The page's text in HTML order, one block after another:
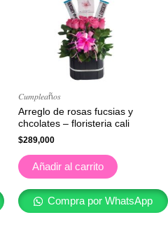
𝐶𝑢𝑚𝑝𝑙𝑒𝑎ñ𝑜𝑠
Arreglo de rosas fucsias y
chcolates – floristeria cali
$289,000
Añadir al carrito
Compra por WhatsApp